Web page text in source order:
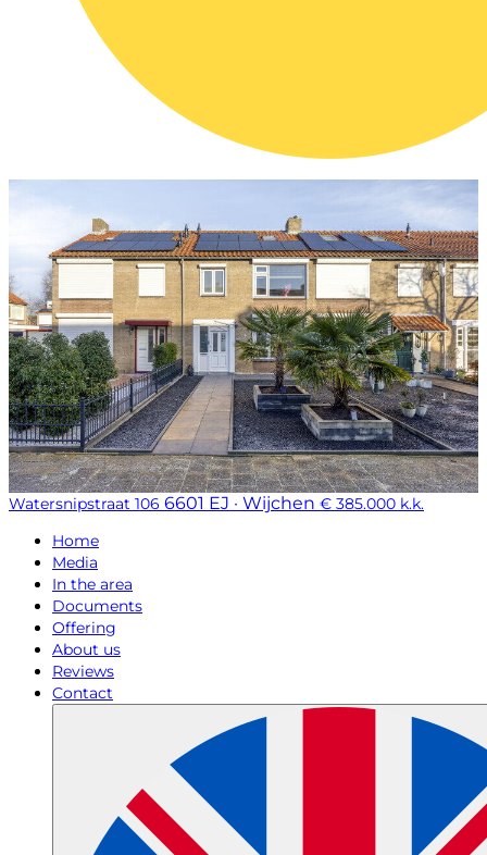
Watersnipstraat 106 6601 EJ · Wijchen € 385.000 k.k.
Home
Media
In the area
Documents
Offering
About us
Reviews
Contact